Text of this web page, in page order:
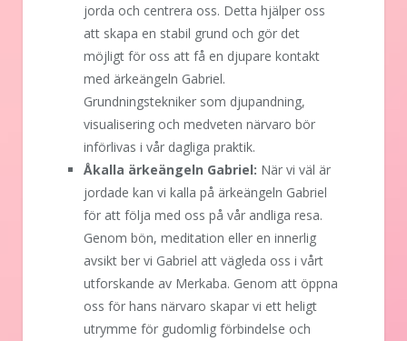
jorda och centrera oss. Detta hjälper oss
att skapa en stabil grund och gör det
möjligt för oss att få en djupare kontakt
med ärkeängeln Gabriel.
Grundningstekniker som djupandning,
visualisering och medveten närvaro bör
införlivas i vår dagliga praktik.
Åkalla ärkeängeln Gabriel: När vi väl är
jordade kan vi kalla på ärkeängeln Gabriel
för att följa med oss på vår andliga resa.
Genom bön, meditation eller en innerlig
avsikt ber vi Gabriel att vägleda oss i vårt
utforskande av Merkaba. Genom att öppna
oss för hans närvaro skapar vi ett heligt
utrymme för gudomlig förbindelse och